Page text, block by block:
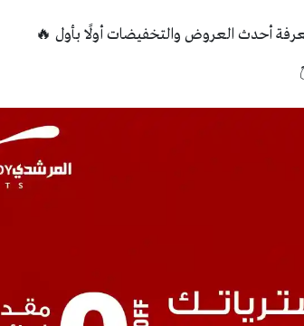
أحدث العروض والتخفيضات أولًا بأول 🔥